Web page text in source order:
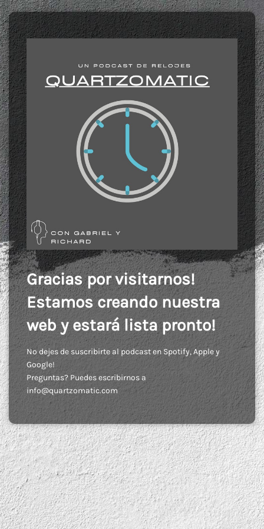
Gracias por visitarnos!
Estamos creando nuestra
web y estará lista pronto!
No dejes de suscribirte al podcast en Spotify, Apple y
Google!
Preguntas? Puedes escribirnos a
info@quartzomatic.com